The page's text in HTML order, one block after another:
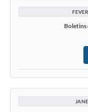
Boletins